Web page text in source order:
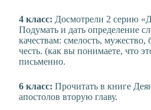
4 класс: Досмотрели 2 серию
Подумать и дать определение
качествам: смелость, мужество,
честь. (как вы понимаете, что
письменно.
6 класс: Прочитать в книге
апостолов вторую главу.